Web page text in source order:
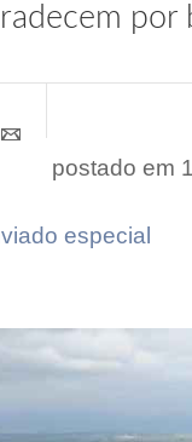
por
postado em
especial